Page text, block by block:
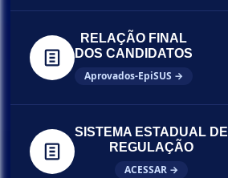
RELAÇÃO FINAL
DOS CANDIDATOS
Aprovados-EpiSUS →
SISTEMA ESTADUAL DE
REGULAÇÃO
ACESSAR →